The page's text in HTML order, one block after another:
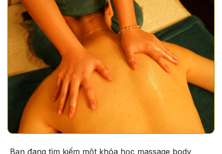
Bạn đang tìm kiếm một khóa học massage body